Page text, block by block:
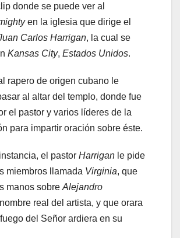
donde se puede ver al
en la iglesia que dirige el
Carlos Harrigan, la cual se
Kansas City, Estados Unidos.
rapero de origen cubano le
al altar del templo, donde fue
el pastor y varios líderes de la
para impartir oración sobre éste.
el pastor Harrigan le pide
miembros llamada Virginia, que
manos sobre Alejandro
real del artista, y que orara
del Señor ardiera en su